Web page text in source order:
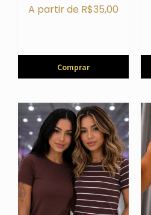
A partir de R$35,00
Comprar